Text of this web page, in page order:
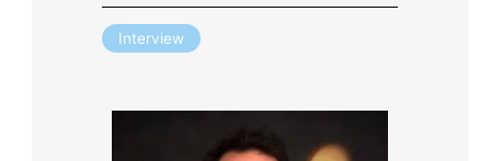
Interview